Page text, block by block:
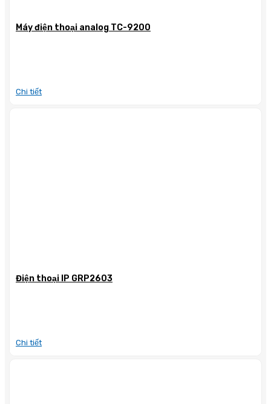
Máy điện thoại analog TC-9200
Chi tiết
Điện thoại IP GRP2603
Chi tiết